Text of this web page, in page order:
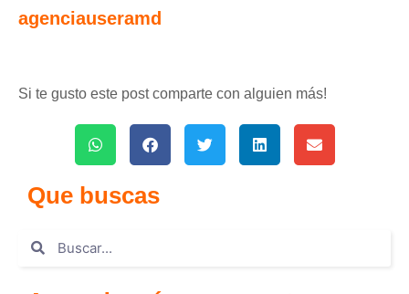
agenciauseramd
Si te gusto este post comparte con alguien más!
Que buscas